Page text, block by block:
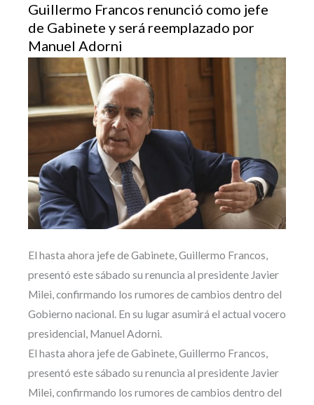
Guillermo Francos renunció como jefe
de Gabinete y será reemplazado por
Manuel Adorni
El hasta ahora jefe de Gabinete, Guillermo Francos,
presentó este sábado su renuncia al presidente Javier
Milei, confirmando los rumores de cambios dentro del
Gobierno nacional. En su lugar asumirá el actual vocero
presidencial, Manuel Adorni.
El hasta ahora jefe de Gabinete, Guillermo Francos,
presentó este sábado su renuncia al presidente Javier
Milei, confirmando los rumores de cambios dentro del